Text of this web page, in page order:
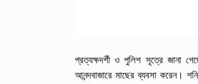
প্রত্যক্ষদর্শী ও পুলিশ সূত্রে জানা
আনন্দবাজারে মাছের ব্যবসা করেন।